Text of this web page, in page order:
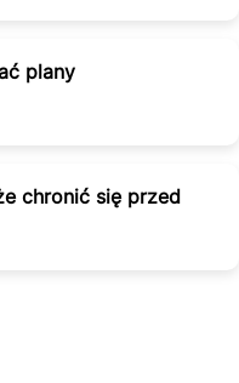
plany
chronić się przed